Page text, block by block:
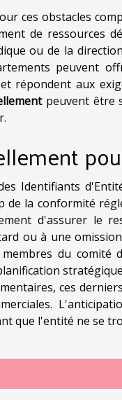
ces obstacles
de ressources
ou de la
peuvent
répondent aux
peuvent être
Identifiants
de la conformité
d'assurer le
ou à une
du comité
ces
que l'entité ne se